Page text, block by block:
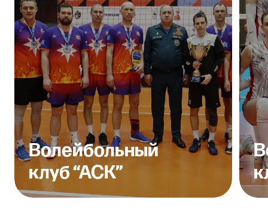
Направления
Круглый год МолодёжНО, твоя команда Молодёжи
Нижегородской области
Креатив Карьера